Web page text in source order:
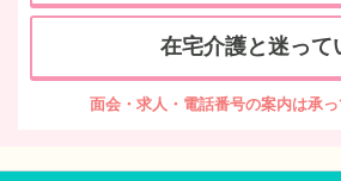
在宅介護と迷って
面会・求人・電話番号の案内は承っ